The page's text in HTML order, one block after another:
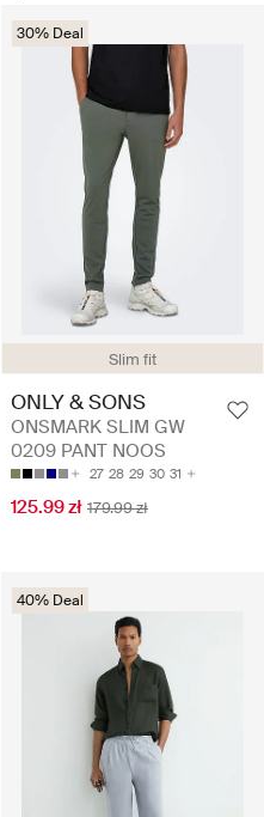
Slim fit
30% Deal
ONLY & SONS
ONSMARK SLIM GW
0209 PANT NOOS
27 28 29 30 31
125.99 zł 179.99 zł
40% Deal